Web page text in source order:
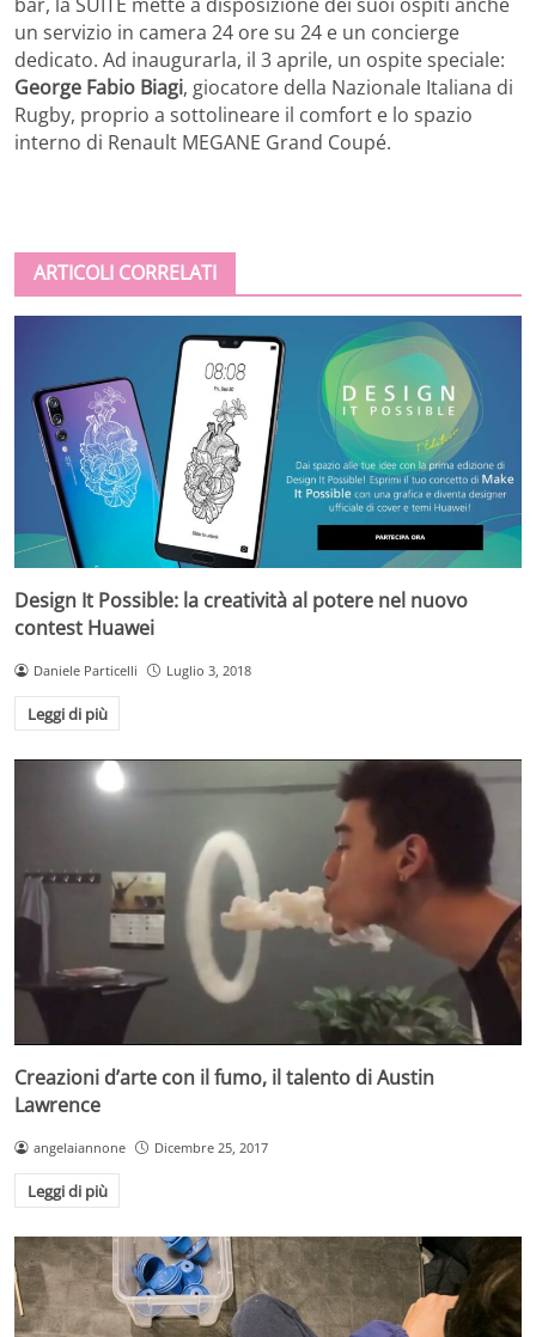
un servizio in camera 24 ore su 24 e un concierge
dedicato. Ad inaugurarla, il 3 aprile, un ospite speciale:
George Fabio Biagi, giocatore della Nazionale Italiana di
Rugby, proprio a sottolineare il comfort e lo spazio
interno di Renault MEGANE Grand Coupé.
ARTICOLI CORRELATI
Design It Possible: la creatività al potere nel nuovo
contest Huawei
Daniele Particelli Luglio 3, 2018
Leggi di più
Creazioni d’arte con il fumo, il talento di Austin
Lawrence
angelaiannone Dicembre 25, 2017
Leggi di più